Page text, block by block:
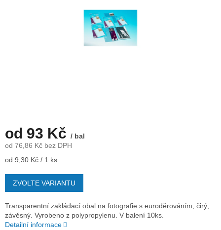
od 93 Kč / bal
od 76,86 Kč bez DPH
Měrná
od 9,30 Kč / 1 ks
ZVOLTE VARIANTU
Transparentní zakládací obal na fotografie s euroděrováním, čirý,
závěsný. Vyrobeno z polypropylenu. V balení 10ks.
Detailní informace